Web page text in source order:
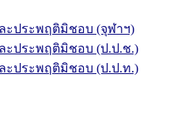
ะประพฤติมิชอบ (จุฬาฯ)
ะประพฤติมิชอบ (ป.ป.ช.)
ะประพฤติมิชอบ (ป.ป.ท.)